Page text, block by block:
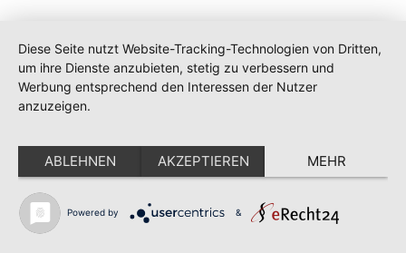
Diese Seite nutzt Website-Tracking-Technologien von Dritten,
um ihre Dienste anzubieten, stetig zu verbessern und
Werbung entsprechend den Interessen der Nutzer
anzuzeigen.
ABLEHNEN AKZEPTIEREN MEHR
Powered by &